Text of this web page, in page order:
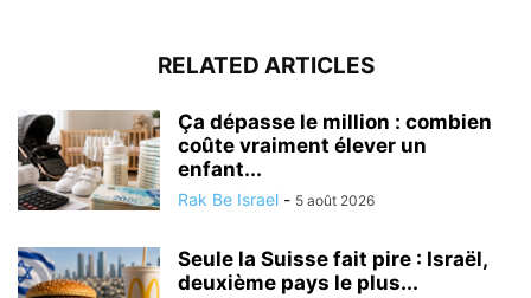
RELATED ARTICLES
Ça dépasse le million : combien
coûte vraiment élever un
enfant...
Rak Be Israel - 5 août 2026
Seule la Suisse fait pire : Israël,
deuxième pays le plus...